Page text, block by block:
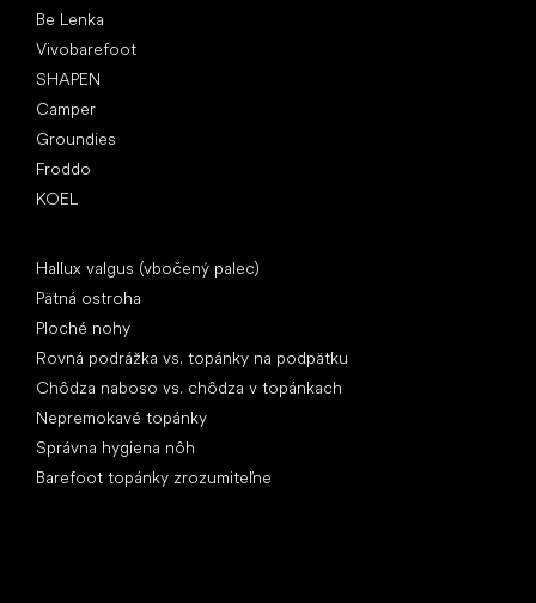
Be Lenka
Vivobarefoot
SHAPEN
Camper
Groundies
Froddo
KOEL
Hallux valgus (vbočený palec)
Pätná ostroha
Ploché nohy
Rovná podrážka vs. topánky na podpätku
Chôdza naboso vs. chôdza v topánkach
Nepremokavé topánky
Správna hygiena nôh
Barefoot topánky zrozumiteľne